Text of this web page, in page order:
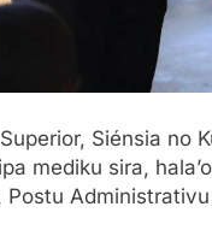
Siénsia no
mediku sira,